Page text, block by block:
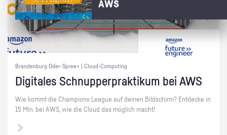
Brandenburg Oder-Spree+ | Cloud-Computing
Di­gi­ta­les Schnup­per­prak­ti­kum bei AWS
Wie kommt die Cham­pi­ons Le­ague auf dei­nen Bild­schirm? Ent­de­cke in
15 Min. bei AWS, wie die Cloud das mög­lich macht!
AWS